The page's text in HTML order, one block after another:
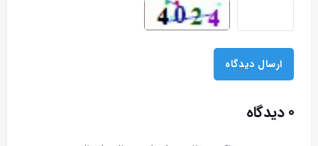
۰ دیدگاه